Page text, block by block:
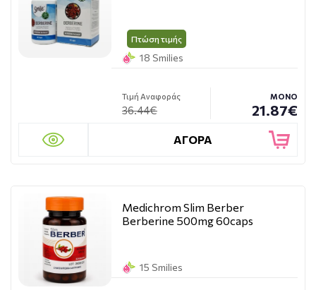
Πτώση τιμής
18 Smilies
Τιμή Αναφοράς
36.44€
ΜΟΝΟ
21.87€
ΑΓΟΡΑ
Medichrom Slim Berber
Berberine 500mg 60caps
15 Smilies